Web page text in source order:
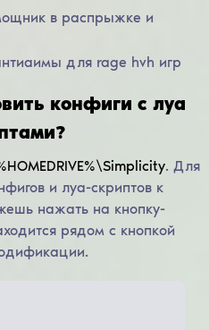
в распрыжке и
для rage hvh игр
конфиги с луа
.Для
и луа-скриптов к
нажать на кнопку-
рядом с кнопкой